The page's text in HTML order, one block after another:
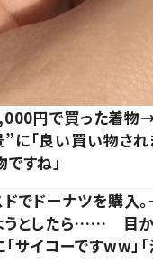
円で買った着物
「良い買い物され
ですね」
ドでドーナツを購入
うとしたら…… 目
サイコーですww」